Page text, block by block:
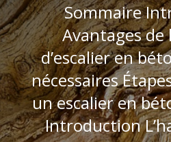
Sommaire
Avantages de
d’escalier en
nécessaires
un escalier en
Introduction